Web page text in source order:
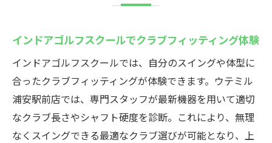
インドアゴルフスクールでクラブフィッティング体験
インドアゴルフスクールでは、自分のスイングや体型に
合ったクラブフィッティングが体験できます。ウテミル
浦安駅前店では、専門スタッフが最新機器を用いて適切
なクラブ長さやシャフト硬度を診断。これにより、無理
なくスイングできる最適なクラブ選びが可能となり、上